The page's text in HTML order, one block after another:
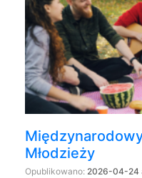
Młodzieży
Opublikowano: 2026-04-24